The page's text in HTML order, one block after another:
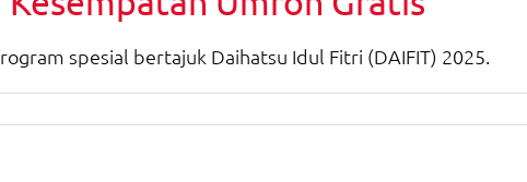
spesial bertajuk Daihatsu Idul Fitri (DAIFIT) 2025.